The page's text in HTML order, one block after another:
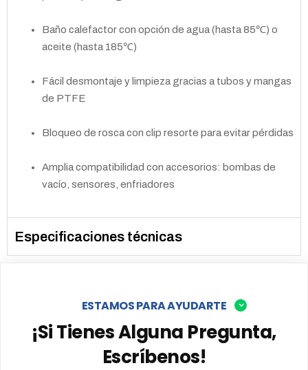
Baño calefactor con opción de agua (hasta 85℃) o
aceite (hasta 185℃)
Fácil desmontaje y limpieza gracias a tubos y mangas
de PTFE
Bloqueo de rosca con clip resorte para evitar pérdidas
Amplia compatibilidad con accesorios: bombas de
vacío, sensores, enfriadores
Especificaciones técnicas
ESTAMOS PARA AYUDARTE
¡Si Tienes Alguna Pregunta,
Escríbenos!